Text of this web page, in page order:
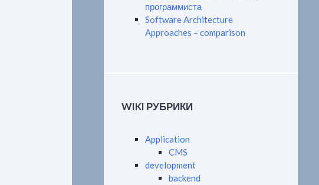
программиста
Software Architecture
Approaches – comparison
WIKI РУБРИКИ
Application
CMS
development
backend